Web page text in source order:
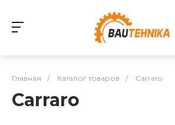
Главная / Каталог товаров / Carraro
Carraro